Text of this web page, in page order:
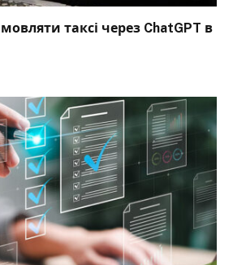
таксі через ChatGPT в